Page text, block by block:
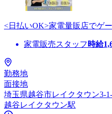
<日払いOK>家電量販店でゲ
家電販売スタッフ 時給
勤務地
面接地
埼玉県越谷市レイクタウン3-1-
越谷レイクタウン駅